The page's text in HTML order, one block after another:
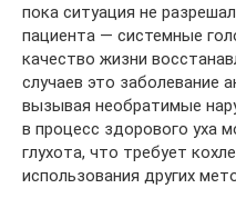
пока ситуация не
пациента — системные
качество жизни
случаев это заболевание
вызывая необратимые
в процесс здорового уха
глухота, что требует
использования других